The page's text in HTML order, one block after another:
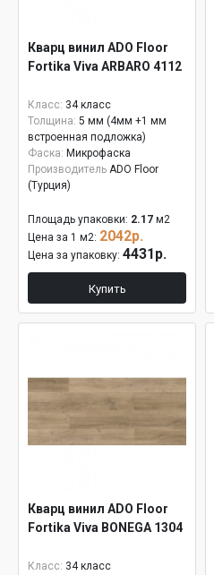
Кварц винил ADO Floor
Fortika Viva ARBARO 4112
Класс: 34 класс
Толщина: 5 мм (4мм +1 мм
встроенная подложка)
Фаска: Микрофаска
Производитель ADO Floor
(Турция)
Площадь упаковки: 2.17 м2
Цена за 1 м2: 2042р.
Цена за упаковку: 4431р.
Купить
Кварц винил ADO Floor
Fortika Viva BONEGA 1304
Класс: 34 класс